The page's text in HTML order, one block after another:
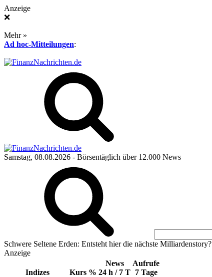
Anzeige
❌
Mehr »
Ad hoc-Mitteilungen:
Samstag, 08.08.2026 - Börsentäglich über 12.000 News
Schwere Seltene Erden: Entsteht hier die nächste Milliardenstory?
Anzeige
Indizes Kurs %
News
24 h / 7 T
Aufrufe
7 Tage